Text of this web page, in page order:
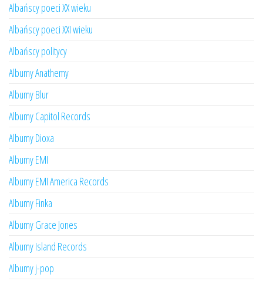
Albańscy poeci XX wieku
Albańscy poeci XXI wieku
Albańscy politycy
Albumy Anathemy
Albumy Blur
Albumy Capitol Records
Albumy Dioxa
Albumy EMI
Albumy EMI America Records
Albumy Finka
Albumy Grace Jones
Albumy Island Records
Albumy j-pop